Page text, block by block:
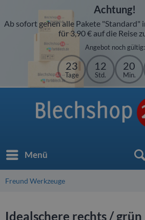
Achtung!
Ab sofort gehen alle Pakete "Standard"
für 3,90 € auf die Reise
Angebot noch gültig:
23
Tage
12
Std.
20
Min.
Menü
Freund Werkzeuge
Idealschere rechts / grün